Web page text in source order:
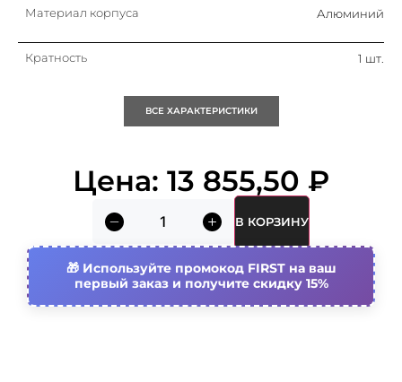
Материал корпуса Алюминий
Кратность 1 шт.
Подходит для зажимного
Подходит для монтажа на
траверсе
Нет
С монтажной скобой Нет
ВСЕ ХАРАКТЕРИСТИКИ
Цена: 13 855,50 ₽
В КОРЗИНУ
Используйте промокод FIRST на ваш
первый заказ и получите скидку 15%